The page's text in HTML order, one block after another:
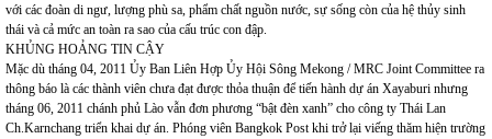
với các đoàn di ngư, lượng phù sa, phẩm chất nguồn nước, sự sống còn của hệ thủy sinh
thái và cả mức an toàn ra sao của cấu trúc con đập.
KHỦNG HOẢNG TIN CẬY
Mặc dù tháng 04, 2011 Ủy Ban Liên Hợp Ủy Hội Sông Mekong / MRC Joint Committee ra
thông báo là các thành viên chưa đạt được thỏa thuận để tiến hành dự án Xayaburi nhưng
tháng 06, 2011 chánh phủ Lào vẫn đơn phương “bật đèn xanh” cho công ty Thái Lan
Ch.Karnchang triển khai dự án. Phóng viên Bangkok Post khi trở lại viếng thăm hiện trường